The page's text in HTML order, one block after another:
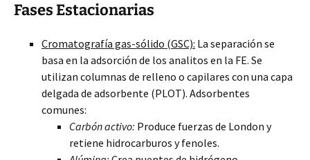
Fases Estacionarias
Cromatografía gas-sólido (GSC): La separación se
basa en la adsorción de los analitos en la FE. Se
utilizan columnas de relleno o capilares con una capa
delgada de adsorbente (PLOT). Adsorbentes
comunes:
Carbón activo: Produce fuerzas de London y
retiene hidrocarburos y fenoles.